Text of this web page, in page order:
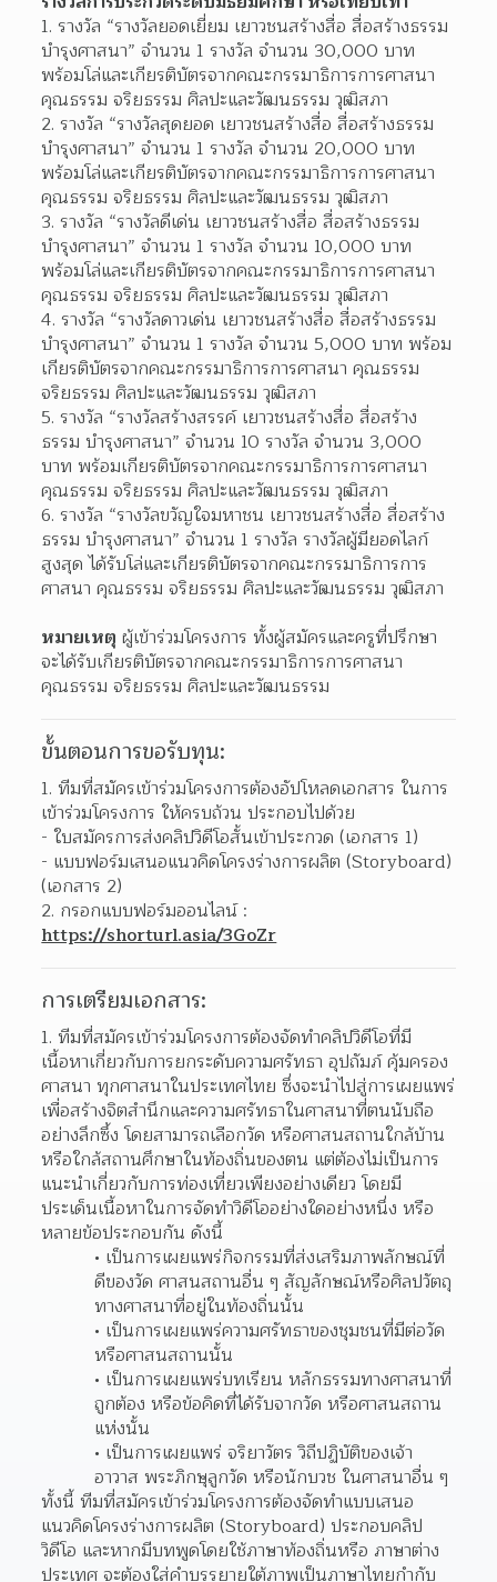
รางวัล “รางวัลยอดเยี่ยม เยาวชนสร้างสื่อ สื่อสร้างธรรม
บำรุงศาสนา” จำนวน 1 รางวัล จำนวน 30,000 บาท
พร้อมโล่และเกียรติบัตรจากคณะกรรมาธิการการศาสนา
คุณธรรม จริยธรรม ศิลปะและวัฒนธรรม วุฒิสภา
รางวัล “รางวัลสุดยอด เยาวชนสร้างสื่อ สื่อสร้างธรรม
บำรุงศาสนา” จำนวน 1 รางวัล จำนวน 20,000 บาท
พร้อมโล่และเกียรติบัตรจากคณะกรรมาธิการการศาสนา
คุณธรรม จริยธรรม ศิลปะและวัฒนธรรม วุฒิสภา
รางวัล “รางวัลดีเด่น เยาวชนสร้างสื่อ สื่อสร้างธรรม
บำรุงศาสนา” จำนวน 1 รางวัล จำนวน 10,000 บาท
พร้อมโล่และเกียรติบัตรจากคณะกรรมาธิการการศาสนา
คุณธรรม จริยธรรม ศิลปะและวัฒนธรรม วุฒิสภา
รางวัล “รางวัลดาวเด่น เยาวชนสร้างสื่อ สื่อสร้างธรรม
บำรุงศาสนา” จำนวน 1 รางวัล จำนวน 5,000 บาท พร้อม
เกียรติบัตรจากคณะกรรมาธิการการศาสนา คุณธรรม
จริยธรรม ศิลปะและวัฒนธรรม วุฒิสภา
รางวัล “รางวัลสร้างสรรค์ เยาวชนสร้างสื่อ สื่อสร้าง
ธรรม บำรุงศาสนา” จำนวน 10 รางวัล จำนวน 3,000
บาท พร้อมเกียรติบัตรจากคณะกรรมาธิการการศาสนา
คุณธรรม จริยธรรม ศิลปะและวัฒนธรรม วุฒิสภา
รางวัล “รางวัลขวัญใจมหาชน เยาวชนสร้างสื่อ สื่อสร้าง
ธรรม บำรุงศาสนา” จำนวน 1 รางวัล รางวัลผู้มียอดไลก์
สูงสุด ได้รับโล่และเกียรติบัตรจากคณะกรรมาธิการการ
ศาสนา คุณธรรม จริยธรรม ศิลปะและวัฒนธรรม วุฒิสภา
หมายเหตุ ผู้เข้าร่วมโครงการ ทั้งผู้สมัครและครูที่ปรึกษา
จะได้รับเกียรติบัตรจากคณะกรรมาธิการการศาสนา
คุณธรรม จริยธรรม ศิลปะและวัฒนธรรม
ขั้นตอนการขอรับทุน:
1. ทีมที่สมัครเข้าร่วมโครงการต้องอัปโหลดเอกสาร ในการ
เข้าร่วมโครงการ ให้ครบถ้วน ประกอบไปด้วย
- ใบสมัครการส่งคลิปวิดีโอสั้นเข้าประกวด (เอกสาร 1)
- แบบฟอร์มเสนอแนวคิดโครงร่างการผลิต (Storyboard)
(เอกสาร 2)
https://shorturl.asia/3GoZr
การเตรียมเอกสาร:
ทีมที่สมัครเข้าร่วมโครงการต้องจัดทำคลิปวิดีโอที่มี
เนื้อหาเกี่ยวกับการยกระดับความศรัทธา อุปถัมภ์ คุ้มครอง
ศาสนา ทุกศาสนาในประเทศไทย ซึ่งจะนำไปสู่การเผยแพร่
เพื่อสร้างจิตสำนึกและความศรัทธาในศาสนาที่ตนนับถือ
อย่างลึกซึ้ง โดยสามารถเลือกวัด หรือศาสนสถานใกล้บ้าน
หรือใกล้สถานศึกษาในท้องถิ่นของตน แต่ต้องไม่เป็นการ
แนะนำเกี่ยวกับการท่องเที่ยวเพียงอย่างเดียว โดยมี
ประเด็นเนื้อหาในการจัดทำวิดีโออย่างใดอย่างหนึ่ง หรือ
หลายข้อประกอบกัน ดังนี้
เป็นการเผยแพร่กิจกรรมที่ส่งเสริมภาพลักษณ์ที่
ดีของวัด ศาสนสถานอื่น ๆ สัญลักษณ์หรือศิลปวัตถุ
ทางศาสนาที่อยู่ในท้องถิ่นนั้น
เป็นการเผยแพร่ความศรัทธาของชุมชนที่มีต่อวัด
หรือศาสนสถานนั้น
เป็นการเผยแพร่บทเรียน หลักธรรมทางศาสนาที่
ถูกต้อง หรือข้อคิดที่ได้รับจากวัด หรือศาสนสถาน
แห่งนั้น
เป็นการเผยแพร่ จริยาวัตร วิถีปฏิบัติของเจ้า
อาวาส พระภิกษุลูกวัด หรือนักบวช ในศาสนาอื่น ๆ
ทั้งนี้ ทีมที่สมัครเข้าร่วมโครงการต้องจัดทำแบบเสนอ
แนวคิดโครงร่างการผลิต (Storyboard) ประกอบคลิป
วิดีโอ และหากมีบทพูดโดยใช้ภาษาท้องถิ่นหรือ ภาษาต่าง
ประเทศ จะต้องใส่คําบรรยายใต้ภาพเป็นภาษาไทยกำกับ